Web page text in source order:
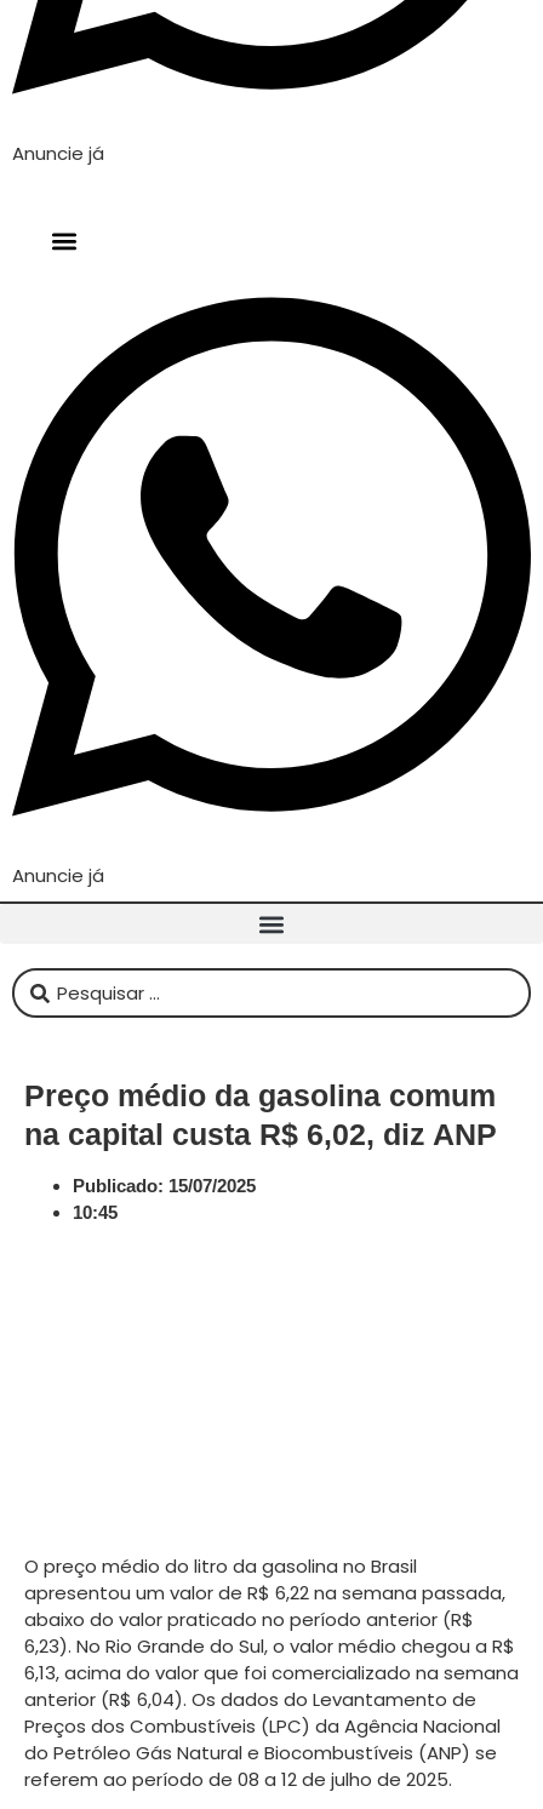
Anuncie já
Anuncie já
Pesquisar
...
Preço médio da gasolina comum
na capital custa R$ 6,02, diz ANP
Publicado: 15/07/2025
10:45
O preço médio do litro da gasolina no Brasil
apresentou um valor de R$ 6,22 na semana passada,
abaixo do valor praticado no período anterior (R$
6,23). No Rio Grande do Sul, o valor médio chegou a R$
6,13, acima do valor que foi comercializado na semana
anterior (R$ 6,04). Os dados do Levantamento de
Preços dos Combustíveis (LPC) da Agência Nacional
do Petróleo Gás Natural e Biocombustíveis (ANP) se
referem ao período de 08 a 12 de julho de 2025.